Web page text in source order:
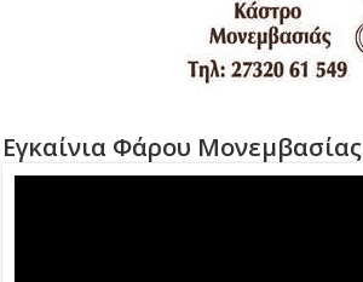
Εγκαίνια Φάρου Μονεμβασίας